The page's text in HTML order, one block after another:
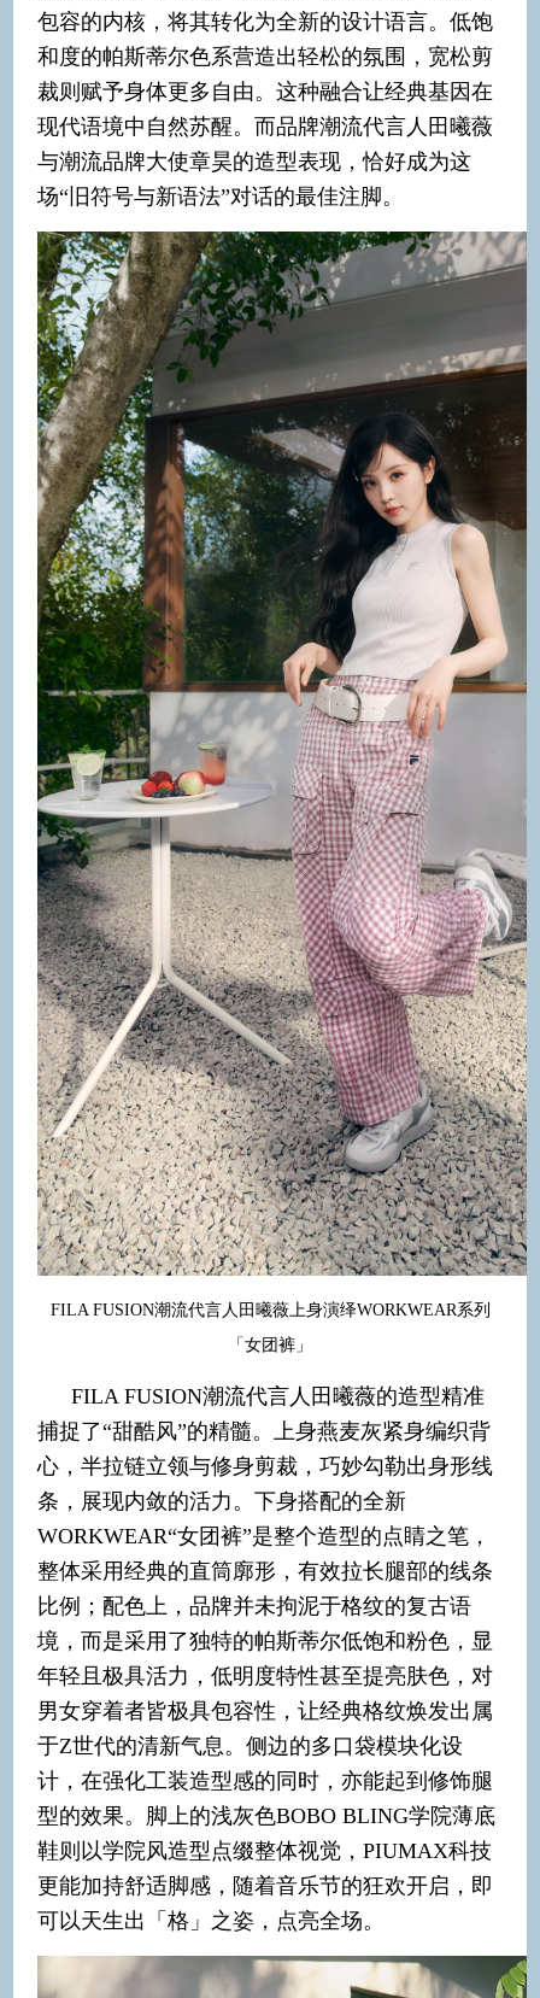
包容的内核，将其转化为全新的设计语言。低饱
和度的帕斯蒂尔色系营造出轻松的氛围，宽松剪
裁则赋予身体更多自由。这种融合让经典基因在
现代语境中自然苏醒。而品牌潮流代言人田曦薇
与潮流品牌大使章昊的造型表现，恰好成为这
场“旧符号与新语法”对话的最佳注脚。
FILA FUSION潮流代言人田曦薇上身演绎WORKWEAR系列
「女团裤」
FILA FUSION潮流代言人田曦薇的造型精准
捕捉了“甜酷风”的精髓。上身燕麦灰紧身编织背
心，半拉链立领与修身剪裁，巧妙勾勒出身形线
条，展现内敛的活力。下身搭配的全新
WORKWEAR“女团裤”是整个造型的点睛之笔，
整体采用经典的直筒廓形，有效拉长腿部的线条
比例；配色上，品牌并未拘泥于格纹的复古语
境，而是采用了独特的帕斯蒂尔低饱和粉色，显
年轻且极具活力，低明度特性甚至提亮肤色，对
男女穿着者皆极具包容性，让经典格纹焕发出属
于Z世代的清新气息。侧边的多口袋模块化设
计，在强化工装造型感的同时，亦能起到修饰腿
型的效果。脚上的浅灰色BOBO BLING学院薄底
鞋则以学院风造型点缀整体视觉，PIUMAX科技
更能加持舒适脚感，随着音乐节的狂欢开启，即
可以天生出「格」之姿，点亮全场。